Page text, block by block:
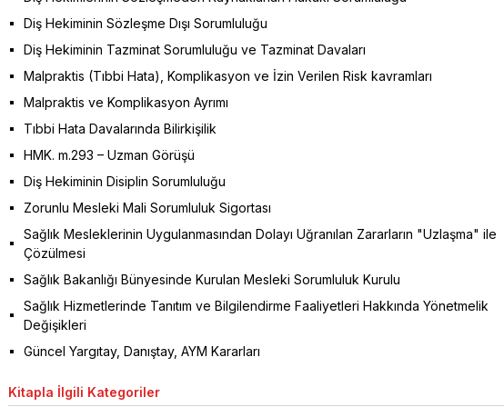
Diş Hekiminin Sözleşme Dışı Sorumluluğu
Diş Hekiminin Tazminat Sorumluluğu ve Tazminat Davaları
Malpraktis (Tıbbi Hata), Komplikasyon ve İzin Verilen Risk kavramları
Malpraktis ve Komplikasyon Ayrımı
Tıbbi Hata Davalarında Bilirkişilik
HMK. m.293 – Uzman Görüşü
Diş Hekiminin Disiplin Sorumluluğu
Zorunlu Mesleki Mali Sorumluluk Sigortası
Sağlık Mesleklerinin Uygulanmasından Dolayı Uğranılan Zararların "Uzlaşma" ile
Çözülmesi
Sağlık Bakanlığı Bünyesinde Kurulan Mesleki Sorumluluk Kurulu
Sağlık Hizmetlerinde Tanıtım ve Bilgilendirme Faaliyetleri Hakkında Yönetmelik
Değişikleri
Güncel Yargıtay, Danıştay, AYM Kararları
Kitapla İlgili Kategoriler